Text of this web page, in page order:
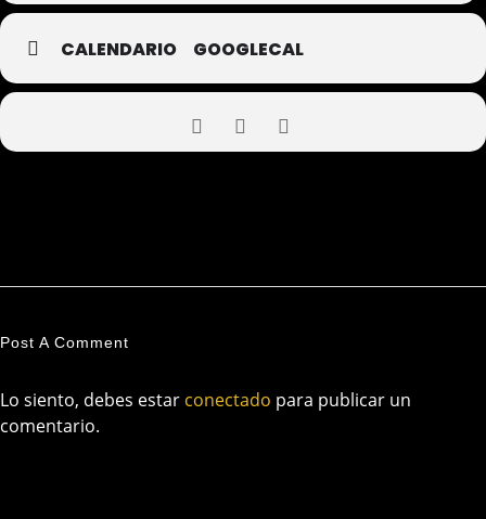
CALENDARIO GOOGLECAL
Post A Comment
Lo siento, debes estar conectado para publicar un
comentario.